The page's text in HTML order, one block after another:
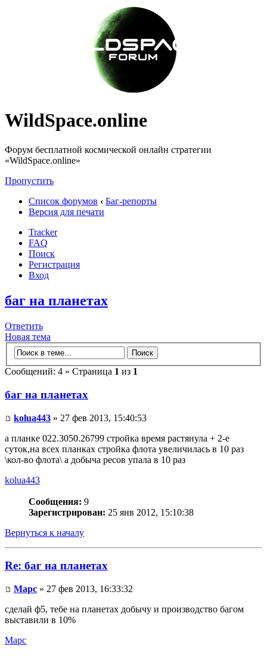
WildSpace.online
Форум бесплатной космической онлайн стратегии
«WildSpace.online»
Пропустить
Список форумов ‹ Баг-репорты
Версия для печати
Tracker
FAQ
Поиск
Регистрация
Вход
баг на планетах
Ответить
Новая тема
Сообщений: 4 » Страница 1 из 1
баг на планетах
kolua443 » 27 фев 2013, 15:40:53
а планке 022.3050.26799 стройка время растянула + 2-е
суток,на всех планках стройка флота увеличилась в 10 раз
\кол-во флота\ а добыча ресов упала в 10 раз
kolua443
Сообщения: 9
Зарегистрирован: 25 янв 2012, 15:10:38
Вернуться к началу
Re: баг на планетах
Mapc » 27 фев 2013, 16:33:32
сделай ф5, тебе на планетах добычу и производство багом
выставили в 10%
Mapc